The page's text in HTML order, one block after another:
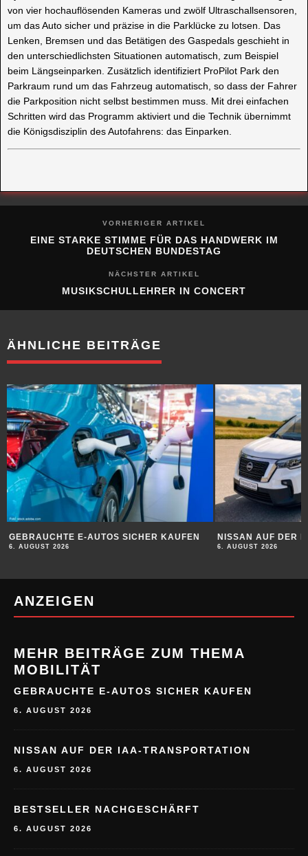
von vier hochauflösenden Kameras und zwölf Ultraschallsensoren,
um das Auto sicher und präzise in die Parklücke zu lotsen. Das
Lenken, Bremsen und das Betätigen des Gaspedals geschieht in
den unterschiedlichsten Situationen automatisch, zum Beispiel
beim Längseinparken. Zusätzlich identifiziert ProPilot Park den
Parkraum rund um das Fahrzeug automatisch, so dass der Fahrer
die Parkposition nicht selbst bestimmen muss. Mit drei einfachen
Schritten wird das Programm aktiviert und die Technik übernimmt
die Königsdisziplin des Autofahrens: das Einparken.
VORHERIGER ARTIKEL
EINE STARKE STIMME FÜR DAS HANDWERK IM
DEUTSCHEN BUNDESTAG
NÄCHSTER ARTIKEL
MUSIKSCHULLEHRER IN CONCERT
ÄHNLICHE BEITRÄGE
GEBRAUCHTE E-AUTOS SICHER KAUFEN
6. AUGUST 2026
NISSAN AUF DER
6. AUGUST 2026
ANZEIGEN
MEHR BEITRÄGE ZUM THEMA
MOBILITÄT
GEBRAUCHTE E-AUTOS SICHER KAUFEN
6. AUGUST 2026
NISSAN AUF DER IAA-TRANSPORTATION
6. AUGUST 2026
BESTSELLER NACHGESCHÄRFT
6. AUGUST 2026